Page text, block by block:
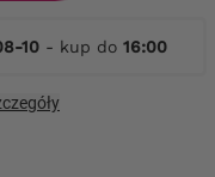
10 - kup do 16:00